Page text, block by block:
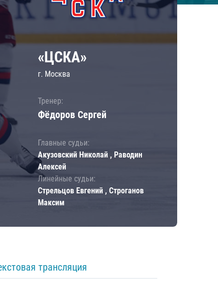
«ЦСКА»
г. Москва
Тренер:
Фёдоров Сергей
Главные судьи:
Акузовский Николай , Раводин
Алексей
Линейные судьи:
Стрельцов Евгений , Строганов
Максим
трансляция